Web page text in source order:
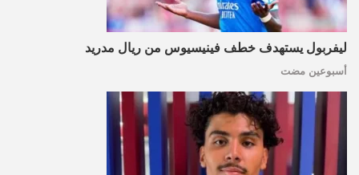
ليفربول يستهدف خطف فينيسيوس من ريال مدريد
أسبوعين مضت